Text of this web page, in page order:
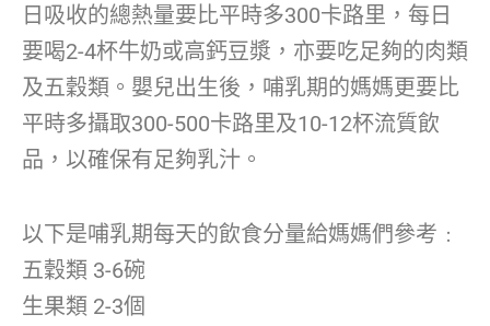
日吸收的總熱量要比平時多300卡路里，每日
要喝2-4杯牛奶或高鈣豆漿，亦要吃足夠的肉類
及五穀類。嬰兒出生後，哺乳期的媽媽更要比
平時多攝取300-500卡路里及10-12杯流質飲
品，以確保有足夠乳汁。
以下是哺乳期每天的飲食分量給媽媽們參考﹕
五穀類 3-6碗
生果類 2-3個